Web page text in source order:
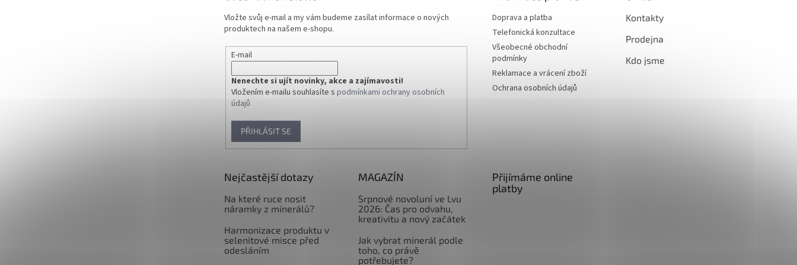
Vložte svůj e-mail a my vám budeme zasílat informace o nových
produktech na našem e-shopu.
E-mail
Nenechte si ujít novinky, akce a zajímavosti!
Vložením e-mailu souhlasíte s podmínkami ochrany osobních
údajů
PŘIHLÁSIT SE
Doprava a platba
Telefonická konzultace
Všeobecné obchodní
podmínky
Reklamace a vrácení zboží
Ochrana osobních údajů
Kontakty
Prodejna
Kdo jsme
Nejčastější dotazy
Na které ruce nosit
náramky z minerálů?
Harmonizace produktu v
selenitové misce před
odesláním
MAGAZÍN
Srpnové novoluní ve Lvu
2026: Čas pro odvahu,
kreativitu a nový začátek
Jak vybrat minerál podle
toho, co právě
potřebujete?
Přijímáme online
platby